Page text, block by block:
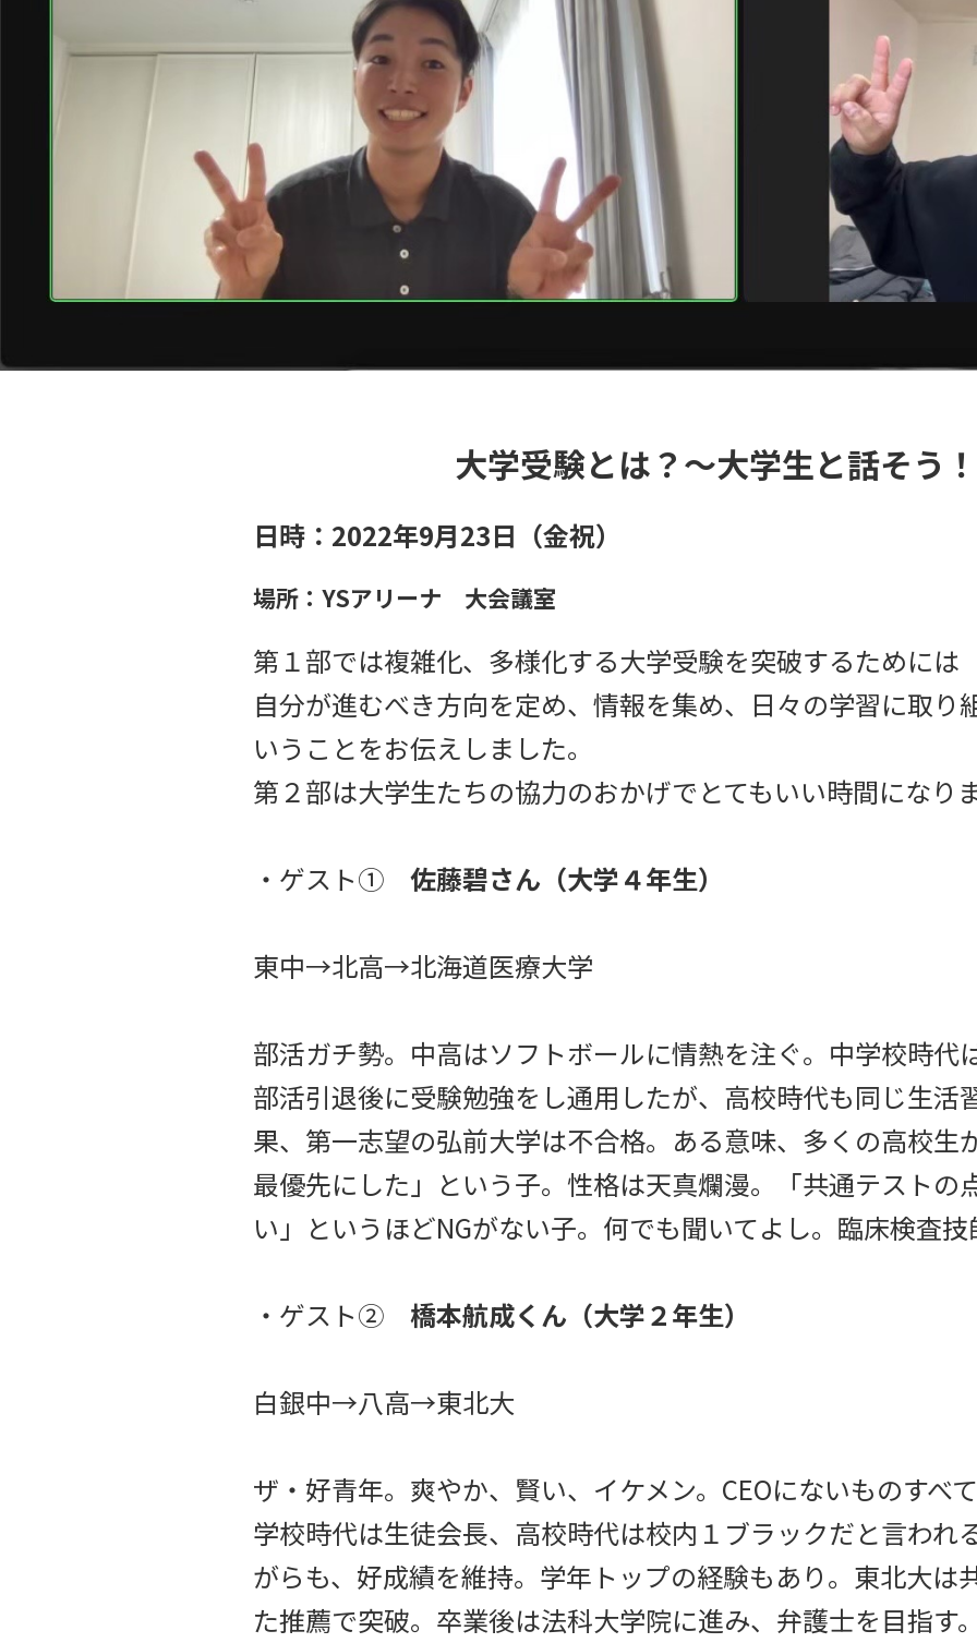
大学受験とは？〜大学生と話そう
日時：2022年9月23日（金祝）
場所：YSアリーナ 大会議室
第１部では複雑化、多様化する大学受験を突破するためには
自分が進むべき方向を定め、情報を集め、日々の学習に取り
いうことをお伝えしました。
第２部は大学生たちの協力のおかげでとてもいい時間になり
・ゲスト① 佐藤碧さん（大学４年生）
東中→北高→北海道医療大学
部活ガチ勢。中高はソフトボールに情熱を注ぐ。中学校時代
部活引退後に受験勉強をし通用したが、高校時代も同じ生活
果、第一志望の弘前大学は不合格。ある意味、多くの高校生
最優先にした」という子。性格は天真爛漫。「共通テストの
い」というほどNGがない子。何でも聞いてよし。臨床検査
・ゲスト② 橋本航成くん（大学２年生）
白銀中→八高→東北大
ザ・好青年。爽やか、賢い、イケメン。CEOにないものすべ
学校時代は生徒会長、高校時代は校内１ブラックだと言われ
がらも、好成績を維持。学年トップの経験もあり。東北大は
た推薦で突破。卒業後は法科大学院に進み、弁護士を目指す